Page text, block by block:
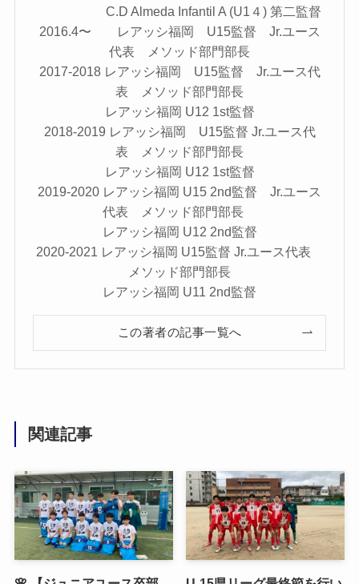
C.D Almeda Infantil A (U1４) 第二監督
2016.4〜 レアッシ福岡 U15監督 Jr.ユース
代表 メソッド部門部長
2017-2018 レアッシ福岡 U15監督 Jr.ユース代
表 メソッド部門部長
レアッシ福岡 U12 1st監督
2018-2019 レアッシ福岡 U15監督 Jr.ユース代
表 メソッド部門部長
レアッシ福岡 U12 1st監督
2019-2020 レアッシ福岡 U15 2nd監督 Jr.ユース
代表 メソッド部門部長
レアッシ福岡 U12 2nd監督
2020-2021 レアッシ福岡 U15監督 Jr.ユース代表
メソッド部門部長
レアッシ福岡 U11 2nd監督
この著者の記事一覧へ
関連記事